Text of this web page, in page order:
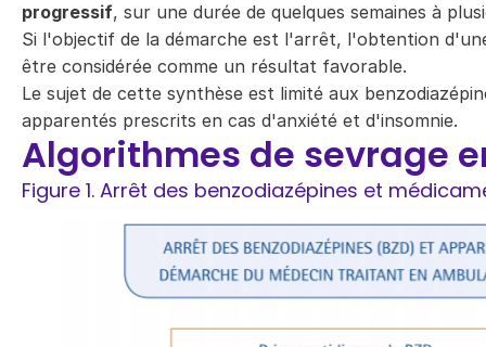
progressif, sur une durée de quelques semaines à
Si l'objectif de la démarche est l'arrêt, l'obtention
être considérée comme un résultat favorable.
Le sujet de cette synthèse est limité aux
apparentés prescrits en cas d'anxiété et d'insomnie.
Algorithmes de sevrage
Figure 1. Arrêt des benzodiazépines et